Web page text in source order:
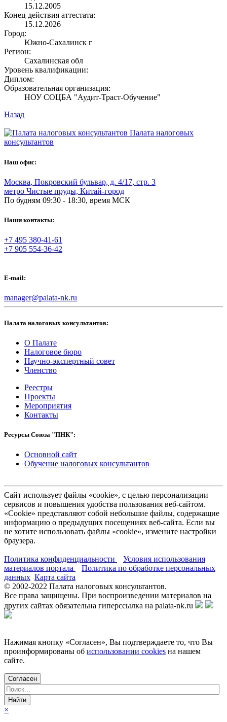
15.12.2005
Конец действия аттестата:
15.12.2026
Город:
Южно-Сахалинск г
Регион:
Сахалинская обл
Уровень квалификации:
Диплом:
Образовательная организация:
НОУ СОЦБА "Аудит-Траст-Обучение"
Назад
Палата налоговых
консультантов
Наш офис:
Москва, Покровский бульвар, д. 4/17, стр. 3
метро Чистые пруды, Китай-город
По будням 09:30 - 18:30, время МСК
Наши контакты:
+7 495 380-41-61
+7 905 554-36-42
E-mail:
manager@palata-nk.ru
Палата налоговых консультантов:
О Палате
Налоговое бюро
Научно-экспертный совет
Членство
Реестры
Проекты
Мероприятия
Контакты
Ресурсы Союза "ПНК":
Основной сайт
Обучение налоговых консультантов
Сайт использует файлы «cookie», с целью персонализации
сервисов и повышения удобства пользования веб-сайтом.
«Cookie» представляют собой небольшие файлы, содержащие
информацию о предыдущих посещениях веб-сайта. Если вы
не хотите использовать файлы «cookie», измените настройки
браузера.
Политика конфиденциальности
Условия использования
материалов портала
Политика по обработке персональных
данных Карта сайта
© 2002-2022 Палата налоговых консультантов.
Все права защищены. При воспроизведении материалов на
других сайтах обязательна гиперссылка на palata-nk.ru
Нажимая кнопку «Согласен», Вы подтверждаете то, что Вы
проинформированы об использовании cookies на нашем
сайте.
Согласен
×